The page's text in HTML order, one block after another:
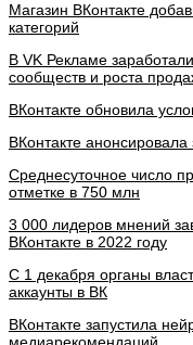
Магазин ВКонтакте
категорий
В VK Рекламе
сообществ и роста
ВКонтакте обновила
ВКонтакте анонсировала
Среднесуточное число
отметке в 750 млн
3 000 лидеров мнений
ВКонтакте в 2022 году
С 1 декабря органы
аккаунты в ВК
ВКонтакте запустила